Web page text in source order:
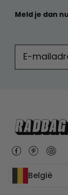
Meld je dan
België